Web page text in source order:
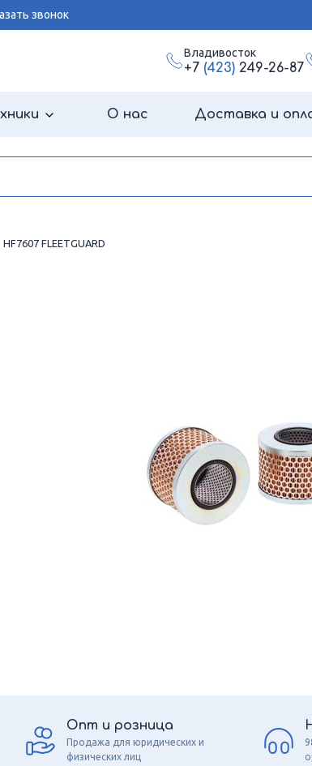
звонок
Владивосток
+7 (423)249-26-87
О нас Доставка и
HF7607 FLEETGUARD
Опт и розница
Продажа для юридических и
физических лиц